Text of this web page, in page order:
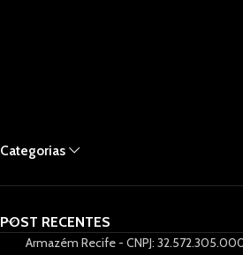
Categorias
POST RECENTES
Armazém Recife - CNPJ: